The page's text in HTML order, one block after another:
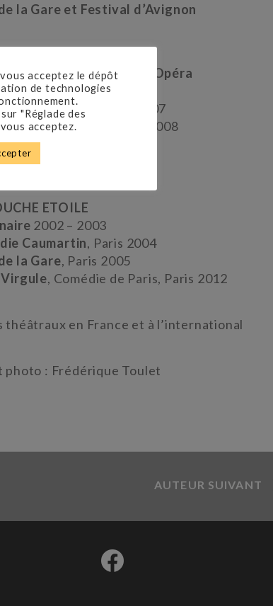
la Gare et Festival d’Avignon
Théâtre La Pépinière Opéra
d’Avignon2005-2006
la Gare, Paris 2006-2007
des Glaces, Paris 2007-2008
ETOILE
2002 – 2003
Caumartin, Paris 2004
la Gare, Paris 2005
, Comédie de Paris, Paris 2012
théâtraux en France et à l’international
photo : Frédérique Toulet
AUTEUR SUIVANT
acceptez le dépôt
de technologies
"Réglade des
acceptez.